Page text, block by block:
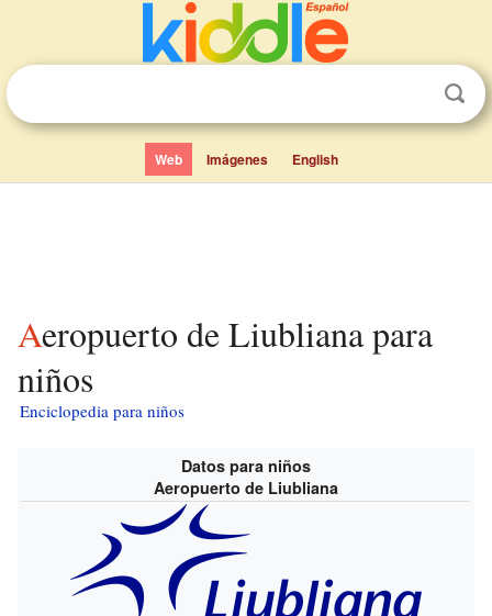
Web Imágenes English
Aeropuerto de Liubliana para
niños
Enciclopedia para niños
Datos para niños
Aeropuerto de Liubliana